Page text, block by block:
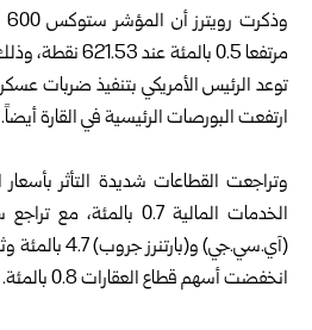
مرتفعا 0.5 بالمئة
توعد الرئيس الأمريكي بتنفيذ ضربات
ارتفعت البورصات الرئيسية في القارة أيضاً.
وتراجعت القطاعات شديدة التأثر
الخدمات المالية 0.7
(آي.سي.جي)
انخفضت أسهم قطاع العقارات 0.8 بالمئة.